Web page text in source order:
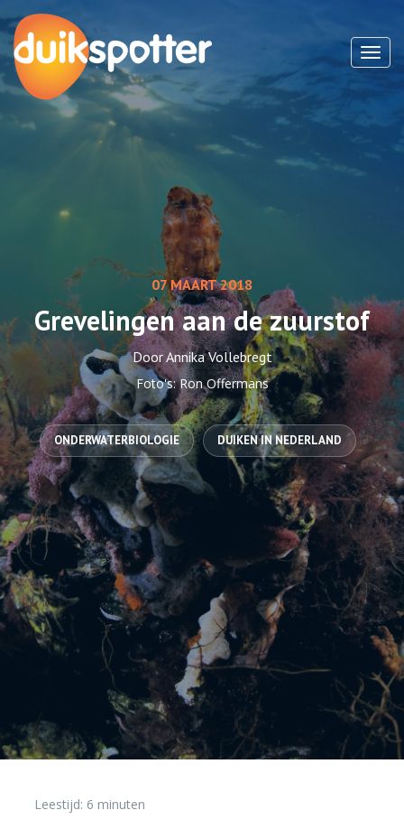
07 MAART 2018
Grevelingen aan de zuurstof
Door Annika Vollebregt
Foto's: Ron Offermans
ONDERWATERBIOLOGIE DUIKEN IN NEDERLAND
Leestijd: 6 minuten